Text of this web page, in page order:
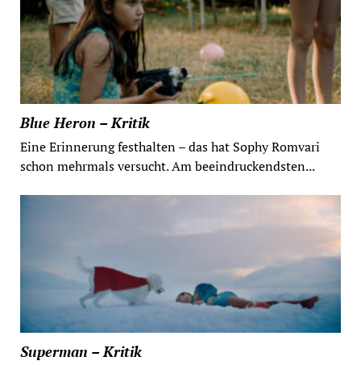
Blue Heron – Kritik
Eine Erinnerung festhalten – das hat Sophy Romvari
schon mehrmals versucht. Am beeindruckendsten...
Superman – Kritik